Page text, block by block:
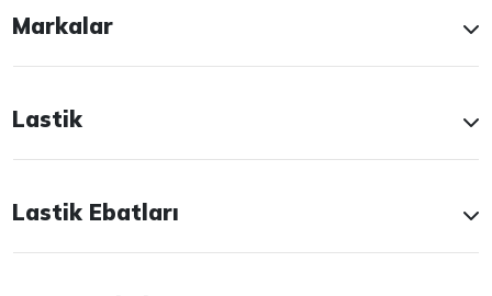
Markalar
Lastik
Lastik Ebatları